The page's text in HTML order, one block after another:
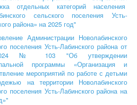
отдельных категорий населения
сельского поселения Усть-
района» на 2025 год"
Администрации Новолабинского
поселения Усть-Лабинского района от
№ 103 "Об утверждении
программы «Организация и
мероприятий по работе с детьми
на территории Новолабинского
поселения Усть-Лабинского района на